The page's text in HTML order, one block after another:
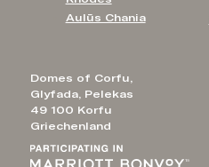
Domes of Corfu,
Glyfada, Pelekas
49 100 Korfu
Griechenland
Aulūs Chania